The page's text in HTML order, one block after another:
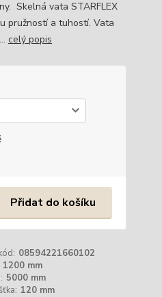
Skelná vata STARFLEX
pružností a tuhostí. Vata
celý popis
Přidat do košíku
08594221660102
1200 mm
5000 mm
120 mm